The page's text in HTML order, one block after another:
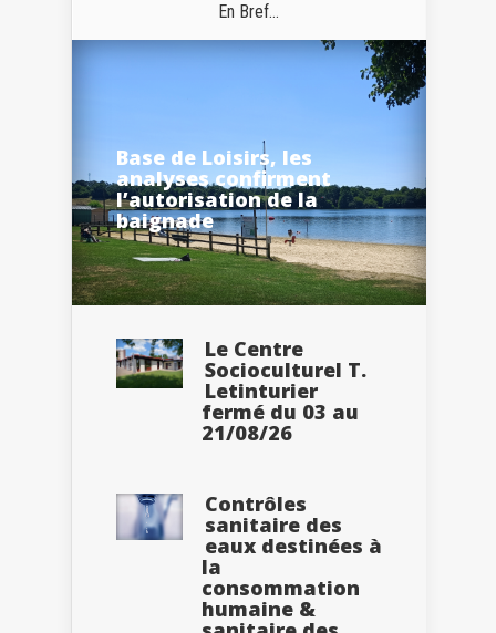
En Bref...
Base de Loisirs, les
analyses confirment
l’autorisation de la
baignade
Le Centre
Socioculturel T.
Letinturier
fermé du 03 au
21/08/26
Contrôles
sanitaire des
eaux destinées à
la
consommation
humaine &